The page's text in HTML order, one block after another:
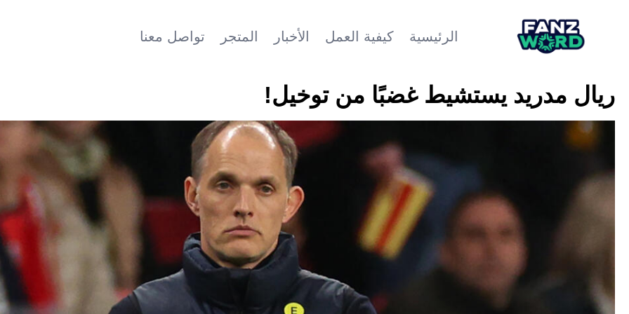
الرئيسية كيفية العمل الأخبار المتجر تواصل معنا
ريال مدريد يستشيط غضبًا من توخيل!